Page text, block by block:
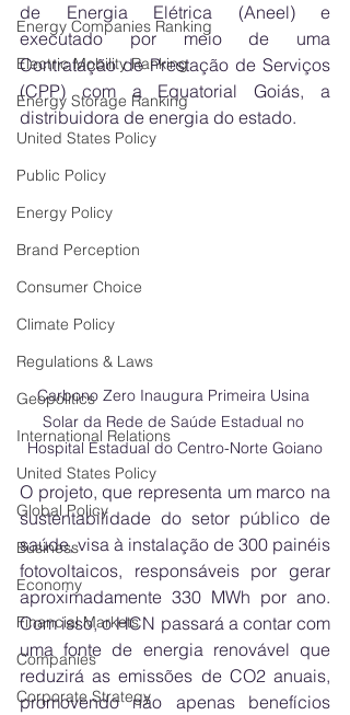
Energy Companies Ranking
Electric Mobility Ranking
Energy Storage Ranking
United States Policy
Public Policy
Energy Policy
Brand Perception
Consumer Choice
Climate Policy
Regulations & Laws
Geopolitics
International Relations
United States Policy
Global Policy
Business
Economy
Financial Markets
Companies
Corporate Strategy
de Energia Elétrica (Aneel) e
executado por meio de uma
Contratação de Prestação de Serviços
(CPP) com a Equatorial Goiás, a
distribuidora de energia do estado.
Carbono Zero Inaugura Primeira Usina
Solar da Rede de Saúde Estadual no
Hospital Estadual do Centro-Norte Goiano
O projeto, que representa um marco na
sustentabilidade do setor público de
saúde, visa à instalação de 300 painéis
fotovoltaicos, responsáveis por gerar
aproximadamente 330 MWh por ano.
Com isso, o HCN passará a contar com
uma fonte de energia renovável que
reduzirá as emissões de CO2 anuais,
promovendo não apenas benefícios